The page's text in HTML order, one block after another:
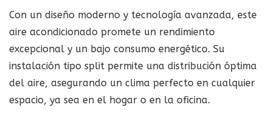
Con un diseño moderno y tecnología avanzada, este
aire acondicionado promete un rendimiento
excepcional y un bajo consumo energético. Su
instalación tipo split permite una distribución óptima
del aire, asegurando un clima perfecto en cualquier
espacio, ya sea en el hogar o en la oficina.